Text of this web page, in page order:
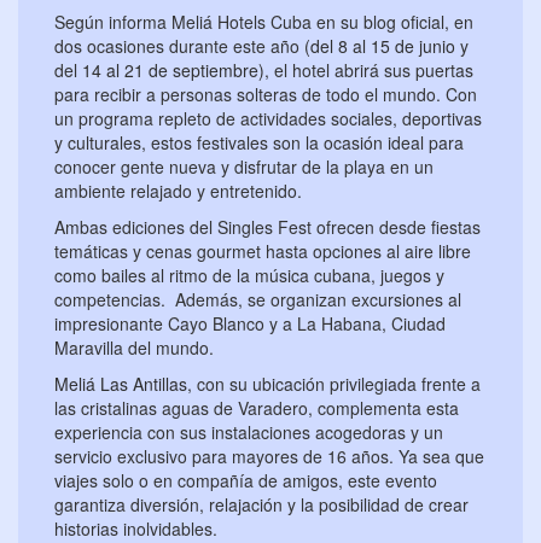
Según informa Meliá Hotels Cuba en su blog oficial, en
dos ocasiones durante este año (del 8 al 15 de junio y
del 14 al 21 de septiembre), el hotel abrirá sus puertas
para recibir a personas solteras de todo el mundo. Con
un programa repleto de actividades sociales, deportivas
y culturales, estos festivales son la ocasión ideal para
conocer gente nueva y disfrutar de la playa en un
ambiente relajado y entretenido.
Ambas ediciones del Singles Fest ofrecen desde fiestas
temáticas y cenas gourmet hasta opciones al aire libre
como bailes al ritmo de la música cubana, juegos y
competencias. Además, se organizan excursiones al
impresionante Cayo Blanco y a La Habana, Ciudad
Maravilla del mundo.
Meliá Las Antillas, con su ubicación privilegiada frente a
las cristalinas aguas de Varadero, complementa esta
experiencia con sus instalaciones acogedoras y un
servicio exclusivo para mayores de 16 años. Ya sea que
viajes solo o en compañía de amigos, este evento
garantiza diversión, relajación y la posibilidad de crear
historias inolvidables.